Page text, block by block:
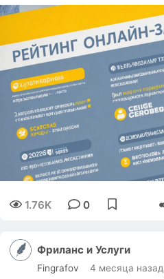
1.76K 0
Фриланс и Услуги
Fingrafov 4 месяца назад